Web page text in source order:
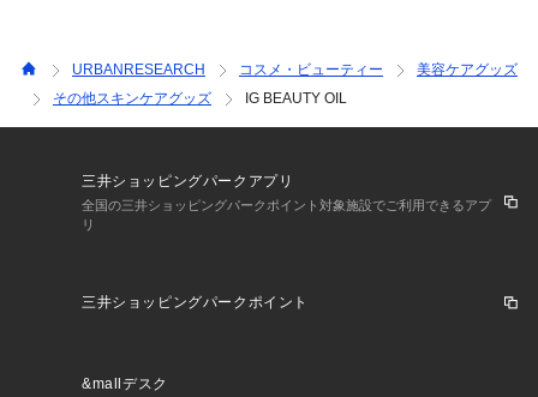
▼お気に入り登録のおすすめ▼
お気に入り登録商品は、マイページにて現在の価格情報や在庫
状況の確認が可能です。
URBANRESEARCH コスメ・ビューティー
美容ケアグッズ
その他スキンケアグッズ
IG BEAUTY OIL
三井ショッピングパークアプリ
全国の三井ショッピングパークポイント対象施設でご利用できるアプ
リ
三井ショッピングパークポイント
&mallデスク